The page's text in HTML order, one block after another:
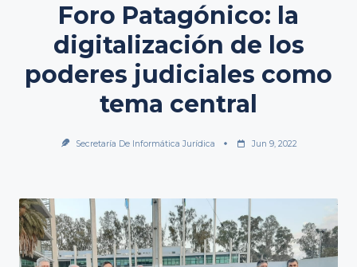
Foro Patagónico: la
digitalización de los
poderes judiciales como
tema central
Secretaría De Informática Jurídica Jun 9, 2022